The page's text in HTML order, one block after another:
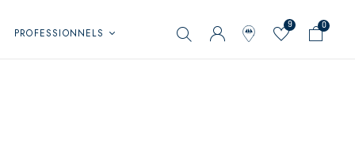
PROFESSIONNELS
9 0